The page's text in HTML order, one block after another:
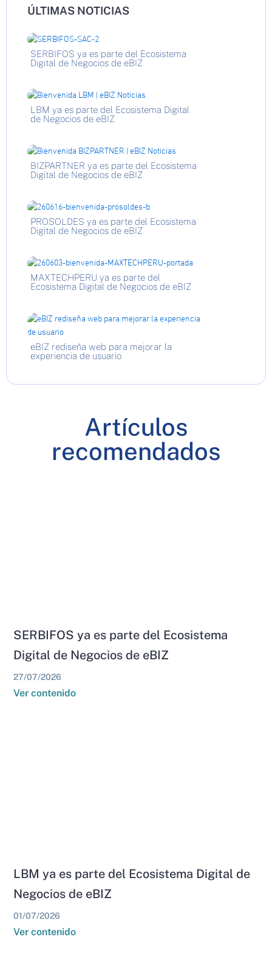
ÚLTIMAS NOTICIAS
SERBIFOS ya es parte del Ecosistema
Digital de Negocios de eBIZ
LBM ya es parte del Ecosistema Digital
de Negocios de eBIZ
BIZPARTNER ya es parte del Ecosistema
Digital de Negocios de eBIZ
PROSOLDES ya es parte del Ecosistema
Digital de Negocios de eBIZ
MAXTECHPERU ya es parte del
Ecosistema Digital de Negocios de eBIZ
eBIZ rediseña web para mejorar la
experiencia de usuario
Artículos
recomendados
SERBIFOS ya es parte del Ecosistema
Digital de Negocios de eBIZ
27/07/2026
Ver contenido
LBM ya es parte del Ecosistema Digital de
Negocios de eBIZ
01/07/2026
Ver contenido